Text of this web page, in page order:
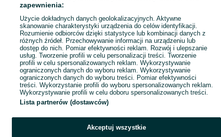
Mapa ministron
Popularne wyszukiwania
zapewnienia:
Użycie dokładnych danych geolokalizacyjnych. Aktywne
skanowanie charakterystyki urządzenia do celów identyfikacji.
Rozumienie odbiorców dzięki statystyce lub kombinacji danych z
różnych źródeł. Przechowywanie informacji na urządzeniu lub
dostęp do nich. Pomiar efektywności reklam. Rozwój i ulepszanie
usług. Tworzenie profili w celu personalizacji treści. Tworzenie
profili w celu spersonalizowanych reklam. Wykorzystywanie
ograniczonych danych do wyboru reklam. Wykorzystywanie
ograniczonych danych do wyboru treści. Pomiar efektywności
treści. Wykorzystanie profili do wyboru spersonalizowanych reklam.
Wykorzystywanie profili w celu doboru spersonalizowanych treści.
Lista partnerów (dostawców)
Akceptuj wszystkie